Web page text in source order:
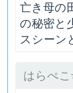
亡き母の
の秘密と
スシーン
はらぺこ